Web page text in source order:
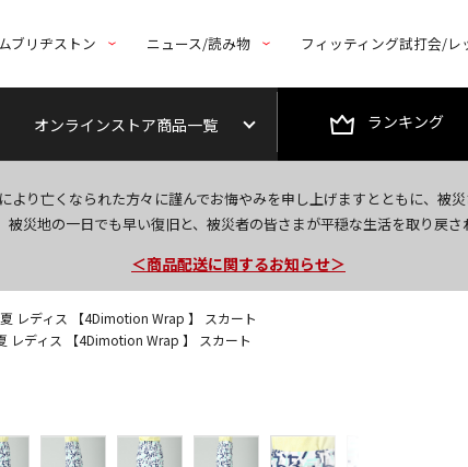
ブリヂストン ニュース/読み物 フィッティング試打会/レ
オンラインストア商品一覧 ランキング
より亡くなられた方々に謹んでお悔やみを申し上げますとともに、被
被災地の一日でも早い復旧と、被災者の皆さまが平穏な生活を取り戻さ
今なら新規会員登録で1,000円OFFクーポンプレ
＜商品配送に関するお知らせ＞
＜夏季休暇中のご注文・発送・お問い合わせ＞
レディス 【4Dimotion Wrap 】 スカート
レディス 【4Dimotion Wrap 】 スカート